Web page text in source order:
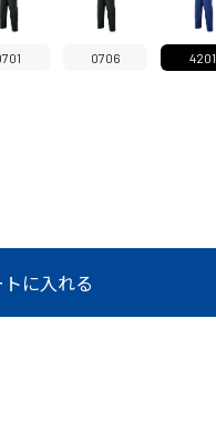
0706 4201
トに入れる